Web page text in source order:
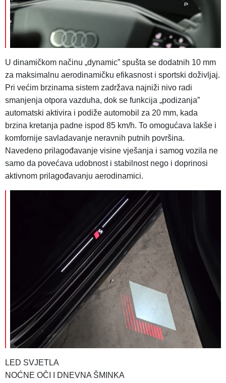
U dinamičkom načinu „dynamic” spušta se dodatnih 10 mm
za maksimalnu aerodinamičku efikasnost i sportski doživljaj.
Pri većim brzinama sistem zadržava najniži nivo radi
smanjenja otpora vazduha, dok se funkcija „podizanja”
automatski aktivira i podiže automobil za 20 mm, kada
brzina kretanja padne ispod 85 km/h. To omogućava lakše i
komfornije savladavanje neravnih putnih površina.
Navedeno prilagođavanje visine vješanja i samog vozila ne
samo da povećava udobnost i stabilnost nego i doprinosi
aktivnom prilagođavanju aerodinamici.
LED SVJETLA
NOĆNE OČI I DNEVNA ŠMINKA